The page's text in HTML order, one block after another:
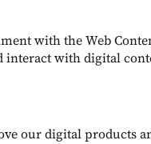
with the Web
interact with digital
our digital products